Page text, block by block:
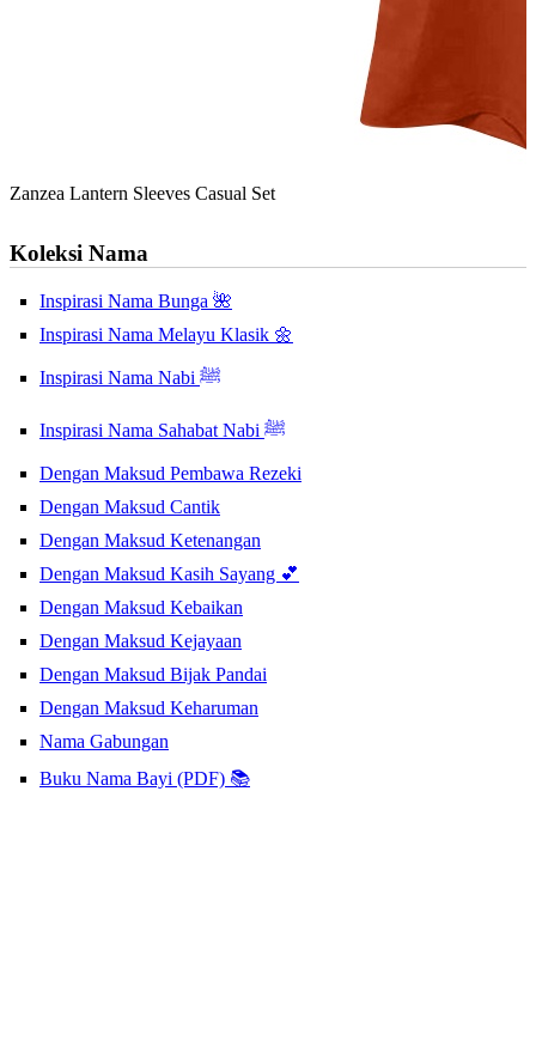
Zanzea Lantern Sleeves Casual Set
Koleksi Nama
Inspirasi Nama Bunga 🌺
Inspirasi Nama Melayu Klasik 🌼
Inspirasi Nama Nabi ﷺ
Inspirasi Nama Sahabat Nabi ﷺ
Dengan Maksud Pembawa Rezeki
Dengan Maksud Cantik
Dengan Maksud Ketenangan
Dengan Maksud Kasih Sayang 💕
Dengan Maksud Kebaikan
Dengan Maksud Kejayaan
Dengan Maksud Bijak Pandai
Dengan Maksud Keharuman
Nama Gabungan
Buku Nama Bayi (PDF) 📚